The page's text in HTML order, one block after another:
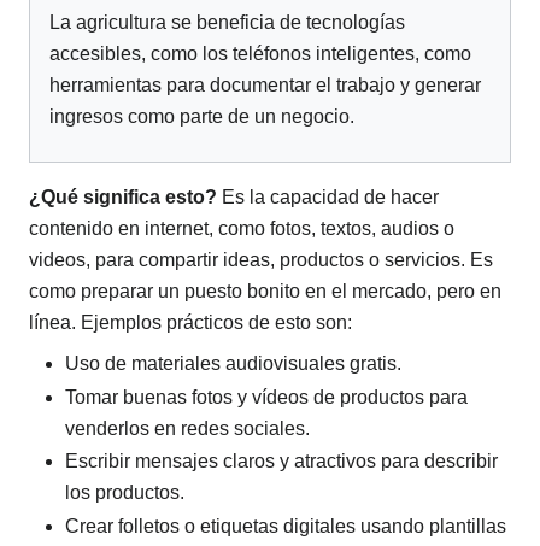
La agricultura se beneficia de tecnologías
accesibles, como los teléfonos inteligentes, como
herramientas para documentar el trabajo y generar
ingresos como parte de un negocio.
¿Qué significa esto? Es la capacidad de hacer
contenido en internet, como fotos, textos, audios o
videos, para compartir ideas, productos o servicios. Es
como preparar un puesto bonito en el mercado, pero en
línea. Ejemplos prácticos de esto son:
Uso de materiales audiovisuales gratis.
Tomar buenas fotos y vídeos de productos para
venderlos en redes sociales.
Escribir mensajes claros y atractivos para describir
los productos.
Crear folletos o etiquetas digitales usando plantillas